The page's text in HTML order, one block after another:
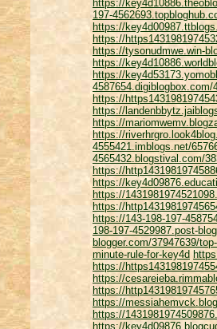
https://
197-
https://
https://
https://tysonudmwe.win-
https://
https://
4587654.digiblogbox.com/
https://
https://
https://
https://
4555421.imblogs.net/
4565432.blogstival.com/
https://
https://
https://
https://
https://143-198-197-
198-197-4529987.post-
blogger.com/37947639/
minute-rule-for-key4d
https://
https://
https://
https://
https://
https://